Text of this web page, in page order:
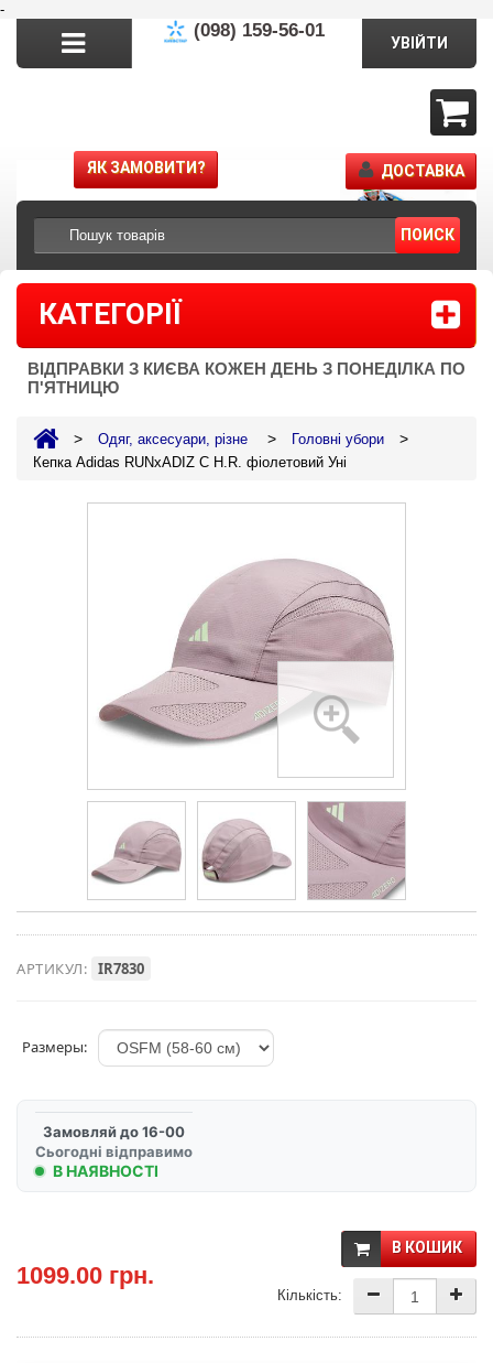
-
(098) 159-56-01
ПОИСК
УВІЙТИ
ЯК ЗАМОВИТИ? ДОСТАВКА
КАТЕГОРІЇ
ВІДПРАВКИ З КИЄВА КОЖЕН ДЕНЬ З ПОНЕДІЛКА ПО
П'ЯТНИЦЮ
> Одяг, аксесуари, різне > Головні убори >
Кепка Adidas RUNxADIZ C H.R. фіолетовий Уні
АРТИКУЛ: IR7830
Размеры:
Замовляй до 16-00
Сьогодні відправимо
В НАЯВНОСТІ
1099.00 грн.
В КОШИК
Кількість: